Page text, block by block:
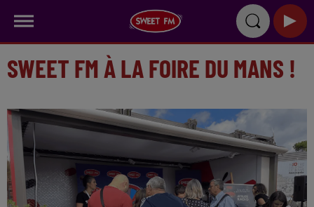
SWEET FM À LA FOIRE DU MANS !